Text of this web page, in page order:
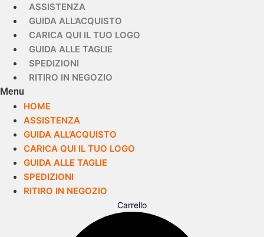
ASSISTENZA
GUIDA ALL’ACQUISTO
CARICA QUI IL TUO LOGO
GUIDA ALLE TAGLIE
SPEDIZIONI
RITIRO IN NEGOZIO
Menu
HOME
ASSISTENZA
GUIDA ALL’ACQUISTO
CARICA QUI IL TUO LOGO
GUIDA ALLE TAGLIE
SPEDIZIONI
RITIRO IN NEGOZIO
Carrello